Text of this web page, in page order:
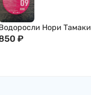
Нори Тамаки
Sushi Nori
₽